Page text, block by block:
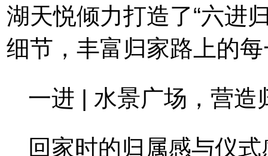
湖天悦倾力打造了“六进
细节，丰富归家路上的
一进 | 水景广场，营造
回家时的归属感与仪